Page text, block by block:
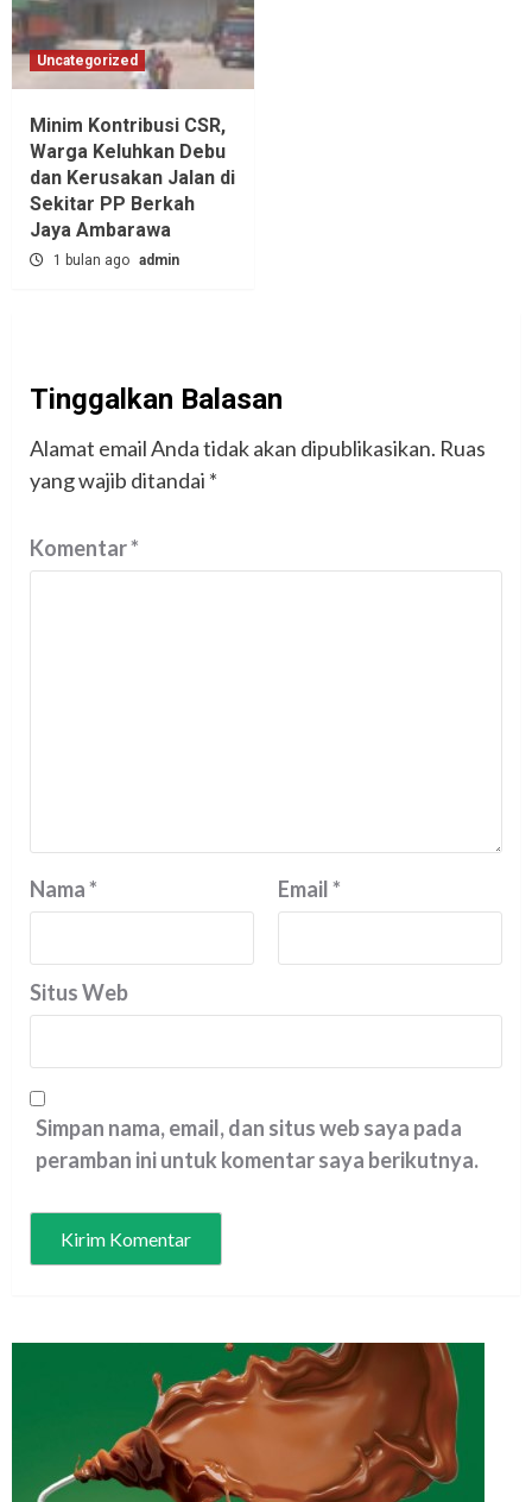
Uncategorized
Minim Kontribusi CSR,
Warga Keluhkan Debu
dan Kerusakan Jalan di
Sekitar PP Berkah
Jaya Ambarawa‎
1 bulan ago admin
Tinggalkan Balasan
Alamat email Anda tidak akan dipublikasikan. Ruas
yang wajib ditandai *
Komentar*
Nama* Email*
Situs Web
Simpan nama, email, dan situs web saya pada
peramban ini untuk komentar saya berikutnya.